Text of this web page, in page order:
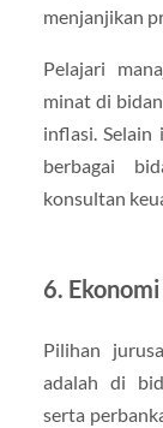
menjanjikan
Pelajari
minat di
inflasi. Selain
berbagai
konsultan
6.
Pilihan
adalah di
serta